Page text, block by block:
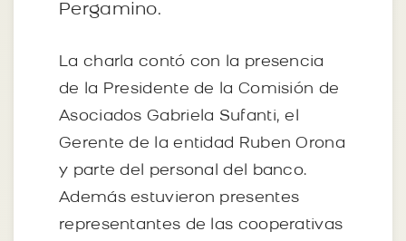
Pergamino.
La charla contó con la presencia
de la Presidente de la Comisión de
Asociados Gabriela Sufanti, el
Gerente de la entidad Ruben Orona
y parte del personal del banco.
Además estuvieron presentes
representantes de las cooperativas